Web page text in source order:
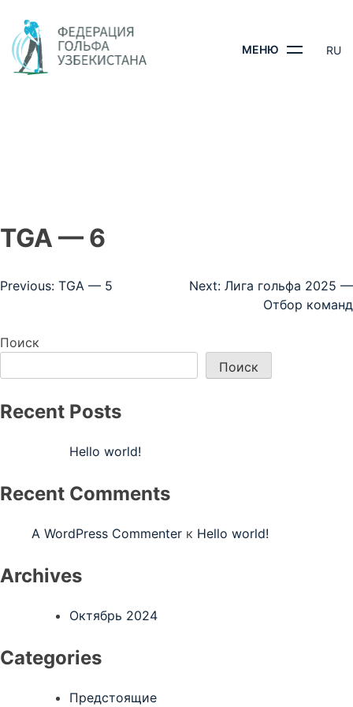
content
МЕНЮ RU
TGA — 6
Навигация
записям
Previous: TGA — 5 Next: Лига гольфа 2025 —
Отбор команд
Поиск
Поиск
Recent Posts
Hello world!
Recent Comments
A WordPress Commenter к Hello world!
Archives
Октябрь 2024
Categories
Предстоящие